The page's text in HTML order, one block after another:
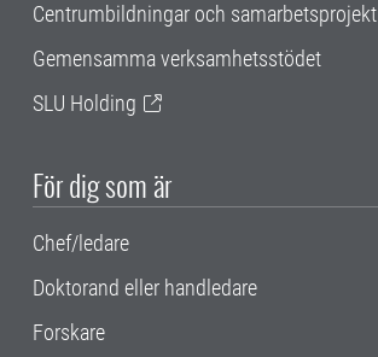
Centrumbildningar och samarbetsprojekt
Gemensamma verksamhetsstödet
SLU Holding
För dig som är
Chef/ledare
Doktorand eller handledare
Forskare